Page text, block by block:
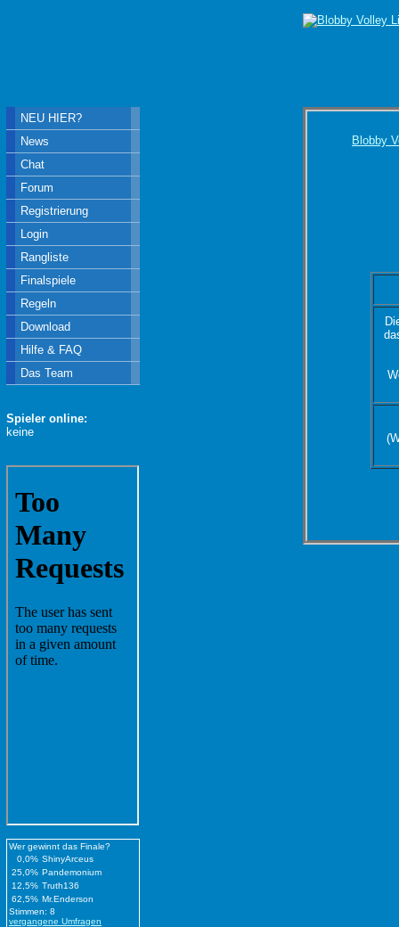
Blobby
NEU HIER?
News
Chat
Forum
Registrierung
Login
Rangliste
Finalspiele
Regeln
Download
Hilfe & FAQ
Das Team
Spieler online:
keine
Wer gewinnt das Finale?
0,0% ShinyArceus
25,0% Pandemonium
12,5% Truth136
62,5% Mr.Enderson
Stimmen: 8
vergangene Umfragen